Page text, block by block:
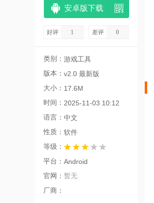
安卓版下载
好评 1 差评 0
类别： 游戏工具
版本： v2.0 最新版
大小： 17.6M
时间： 2025-11-03 10:12
语言： 中文
性质： 软件
等级：
平台： Android
官网： 暂无
厂商：